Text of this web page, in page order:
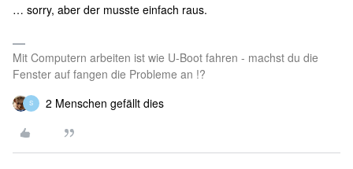
… sorry, aber der musste einfach raus.
Mit Computern arbeiten ist wie U-Boot fahren - machst du die
Fenster auf fangen die Probleme an !?
S 2 Menschen gefällt dies